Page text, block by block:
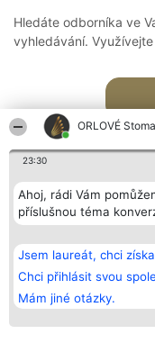
ORLOVÉ
23:30
Ahoj, rádi Vám
příslušnou téma
Jsem laureát, chci
Chci přihlásit svou
Mám jiné otázky.
Hledáte odborníka ve
vyhledávání.
Bright Side Solutions sp. z o.
o. sp. k.
ul. Ruska 22
Wrocław 50-079
KRS 0000749100 | Regon
381313360 | NIP 8943132676